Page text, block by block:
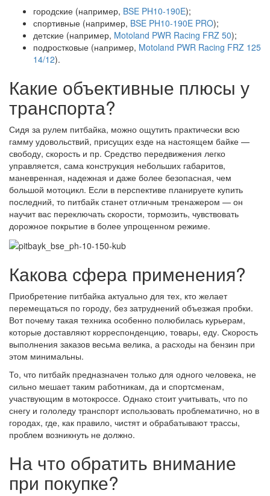
городские (например, BSE PH10-190E);
спортивные (например, BSE PH10-190E PRO);
детские (например, Motoland PWR Racing FRZ 50);
подростковые (например, Motoland PWR Racing FRZ 125
14/12).
Какие объективные плюсы у
транспорта?
Сидя за рулем питбайка, можно ощутить практически всю
гамму удовольствий, присущих езде на настоящем байке —
свободу, скорость и пр. Средство передвижения легко
управляется, сама конструкция небольших габаритов,
маневренная, надежная и даже более безопасная, чем
большой мотоцикл. Если в перспективе планируете купить
последний, то питбайк станет отличным тренажером — он
научит вас переключать скорости, тормозить, чувствовать
дорожное покрытие в более упрощенном режиме.
Какова сфера применения?
Приобретение питбайка актуально для тех, кто желает
перемещаться по городу, без затруднений объезжая пробки.
Вот почему такая техника особенно полюбилась курьерам,
которые доставляют корреспонденцию, товары, еду. Скорость
выполнения заказов весьма велика, а расходы на бензин при
этом минимальны.
То, что питбайк предназначен только для одного человека, не
сильно мешает таким работникам, да и спортсменам,
участвующим в мотокроссе. Однако стоит учитывать, что по
снегу и гололеду транспорт использовать проблематично, но в
городах, где, как правило, чистят и обрабатывают трассы,
проблем возникнуть не должно.
На что обратить внимание
при покупке?